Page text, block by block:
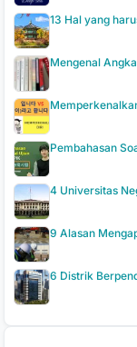
13 Hal yang
Mengenal
Pembahasan
4 Universitas
9 Alasan
6 Distrik